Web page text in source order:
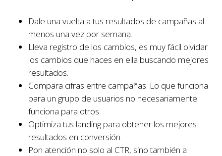
Dale una vuelta a tus resultados de campañas al
menos una vez por semana.
Lleva registro de los cambios, es muy fácil olvidar
los cambios que haces en ella buscando mejores
resultados.
Compara cifras entre campañas. Lo que funciona
para un grupo de usuarios no necesariamente
funciona para otros.
Optimiza tus landing para obtener los mejores
resultados en conversión.
Pon atención no solo al CTR, sino también a